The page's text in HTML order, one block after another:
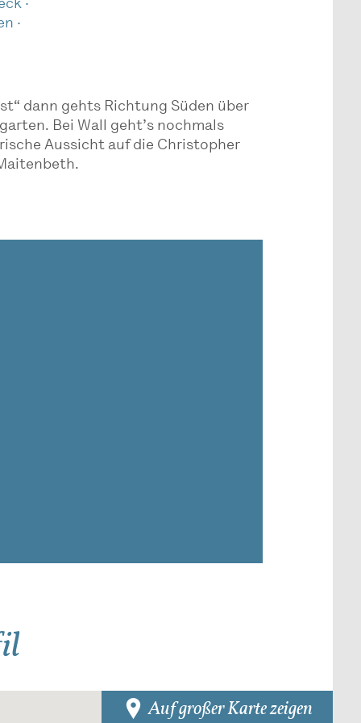
·
·
dann gehts Richtung Süden über
Bei Wall geht’s nochmals
Aussicht auf die Christopher
Auf großer Karte zeigen